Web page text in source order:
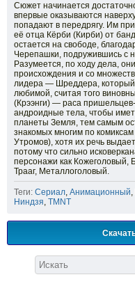
Сюжет начинается
впервые оказываются
попадают в передрягу. Им
её отца Кёрби (Кирби) от
остается на свободе,
Черепашки, подружившись с
Разумеется, по ходу дела,
происхождения и со
лидера — Шреддера, который
любимой, считая того
(Крээнги) — раса
андроидные тела, чтобы
планеты Земля, тем самым
знакомых многим по
Утромов), хотя их речь
потому что сильно
персонажи как Кожеголовый,
Трааг, Металлоголовый.
Теги: Сериал, Анимационный,
Ниндзя, TMNT